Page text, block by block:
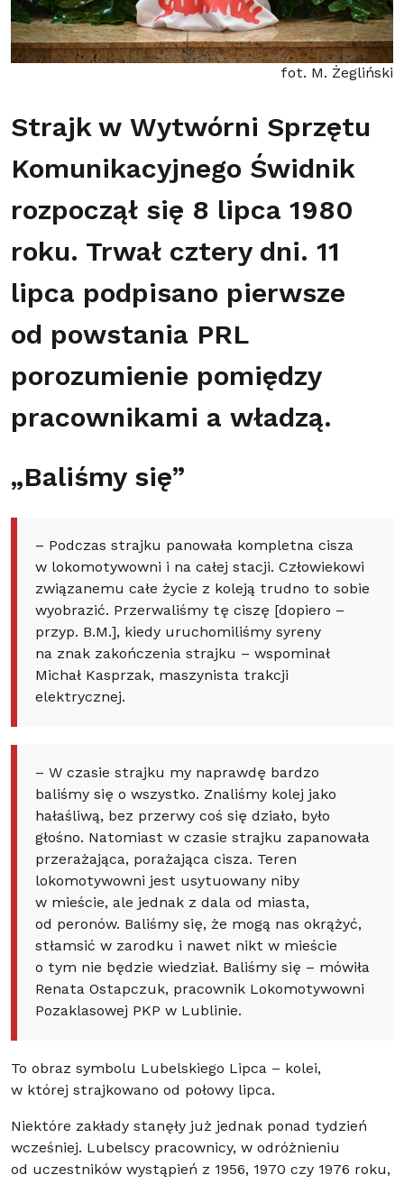
fot. M. Żegliński
Strajk w Wytwórni Sprzętu
Komunikacyjnego Świdnik
rozpoczął się 8 lipca 1980
roku. Trwał cztery dni. 11
lipca podpisano pierwsze
od powstania PRL
porozumienie pomiędzy
pracownikami a władzą.
„Baliśmy się”
– Podczas strajku panowała kompletna cisza
w lokomotywowni i na całej stacji. Człowiekowi
związanemu całe życie z koleją trudno to sobie
wyobrazić. Przerwaliśmy tę ciszę [dopiero –
przyp. B.M.], kiedy uruchomiliśmy syreny
na znak zakończenia strajku – wspominał
Michał Kasprzak, maszynista trakcji
elektrycznej.
– W czasie strajku my naprawdę bardzo
baliśmy się o wszystko. Znaliśmy kolej jako
hałaśliwą, bez przerwy coś się działo, było
głośno. Natomiast w czasie strajku zapanowała
przerażająca, porażająca cisza. Teren
lokomotywowni jest usytuowany niby
w mieście, ale jednak z dala od miasta,
od peronów. Baliśmy się, że mogą nas okrążyć,
stłamsić w zarodku i nawet nikt w mieście
o tym nie będzie wiedział. Baliśmy się – mówiła
Renata Ostapczuk, pracownik Lokomotywowni
Pozaklasowej PKP w Lublinie.
To obraz symbolu Lubelskiego Lipca – kolei,
w której strajkowano od połowy lipca.
Niektóre zakłady stanęły już jednak ponad tydzień
wcześniej. Lubelscy pracownicy, w odróżnieniu
od uczestników wystąpień z 1956, 1970 czy 1976 roku,